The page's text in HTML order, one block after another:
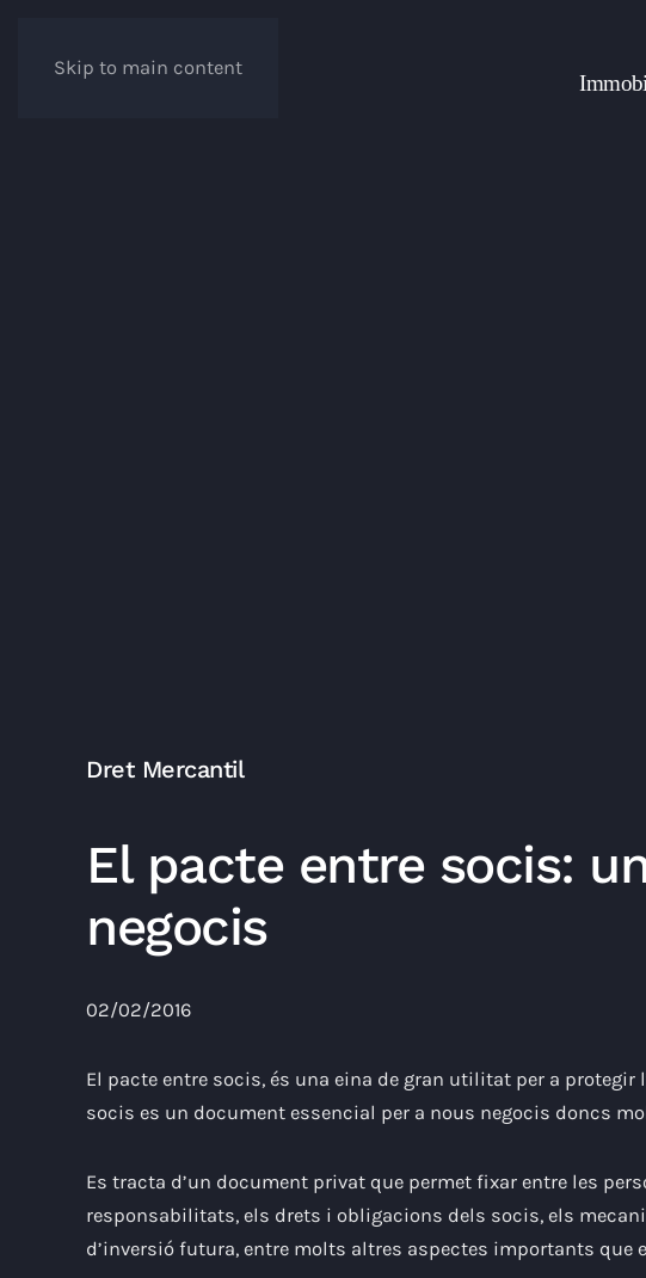
Skip to main content
Dret Mercantil
El pacte entre socis:
negocis
02/02/2016
El pacte entre socis, és una eina de gran utilitat per a
socis es un document essencial per a nous negocis doncs
Es tracta d’un document privat que permet fixar entre les
responsabilitats, els drets i obligacions dels socis, els
d’inversió futura, entre molts altres aspectes importants que